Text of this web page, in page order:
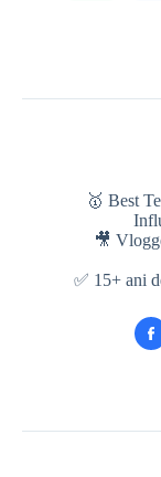
🥇 Best
🎥
✅ 15+ ani